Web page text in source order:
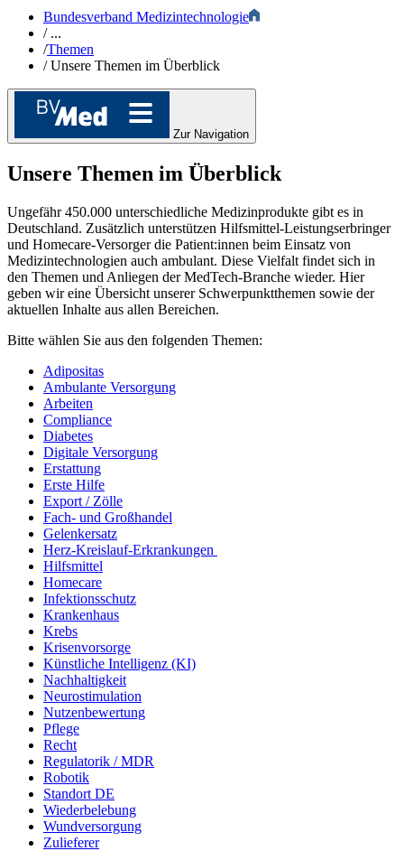
Bundesverband Medizintechnologie
/...
/Themen
/Unsere Themen im Überblick
Zur Navigation
Unsere Themen im Überblick
Ungefähr 450.000 unterschiedliche Medizinprodukte gibt es in
Deutschland. Zusätzlich unterstützen Hilfsmittel-Leistungserbringer
und Homecare-Versorger die Patient:innen beim Einsatz von
Medizintechnologien auch ambulant. Diese Vielfalt findet sich in
den Themen und Anliegen der MedTech-Branche wieder. Hier
geben wir eine Übersicht unserer Schwerpunktthemen sowie der
aktuellen Inhalte aus allen Bereichen.
Bitte wählen Sie aus den folgenden Themen:
Adipositas​
Ambulante Versorgung
Arbeiten
Compliance​
Diabetes​
Digitale Versorgung
Erstattung​
Erste Hilfe​
Export / Zölle
Fach- und Großhandel
Gelenkersatz​
Herz-Kreislauf-Erkrankungen ​
Hilfsmittel​
Homecare​
Infektionsschutz​
Krankenhaus​​
Krebs
Krisenvorsorge
Künstliche Intelligenz (KI)
Nachhaltigkeit​​
Neurostimulation
Nutzenbewertung​​​
Pflege
Recht​​
Regulatorik​​​ / MDR
Robotik​​
Standort DE​​​
Wiederbelebung
Wundversorgung​​
Zulieferer